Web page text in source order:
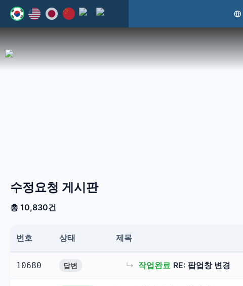
웹
-
반
응
형
유
기
웹
로
수정요청 게시판
총 10,830건
번호 상태 제목
10680 답변 ↳ 작업완료 RE: 팝업창 변경